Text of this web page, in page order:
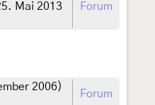
Mai 2013
Forum
2006)
Forum